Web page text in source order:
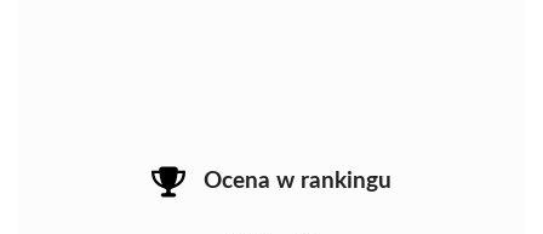
Ocena w rankingu